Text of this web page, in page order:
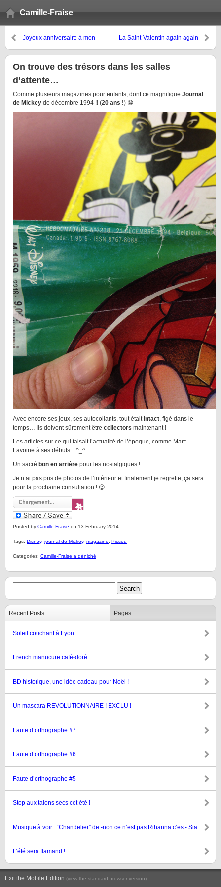
Camille-Fraise
Joyeux anniversaire à mon
La Saint-Valentin again again
On trouve des trésors dans les salles
d’attente…
Comme plusieurs magazines pour enfants, dont ce magnifique Journal
de Mickey de décembre 1994 !! (20 ans !) 😀
Avec encore ses jeux, ses autocollants, tout étaitintact, figé dans le
temps… Ils doivent sûrement être collectors maintenant !
Les articles sur ce qui faisait l’actualité de l’époque, comme Marc
Lavoine à ses débuts…^_^
Un sacré bon en arrière pour les nostalgiques !
Je n’ai pas pris de photos de l’intérieur et finalement je regrette, ça sera
pour la prochaine consultation ! 😉
Posted by Camille-Fraise on 13 February 2014.
Tags: Disney, journal de Mickey, magazine Picsou
Categories: Camille-Fraise a déniché
Recent Posts Pages
Soleil couchant à Lyon
French manucure café-doré
BD historique, une idée cadeau pour Noël !
Un mascara REVOLUTIONNAIRE ! EXCLU !
Faute d’orthographe #7
Faute d’orthographe #6
Faute d’orthographe #5
Stop aux talons secs cet été !
Musique à voir : “Chandelier” de -non ce n’est pas Rihanna c’est- Sia.
L’été sera flamand !
Exit the Mobile Edition (view the standard browser version).